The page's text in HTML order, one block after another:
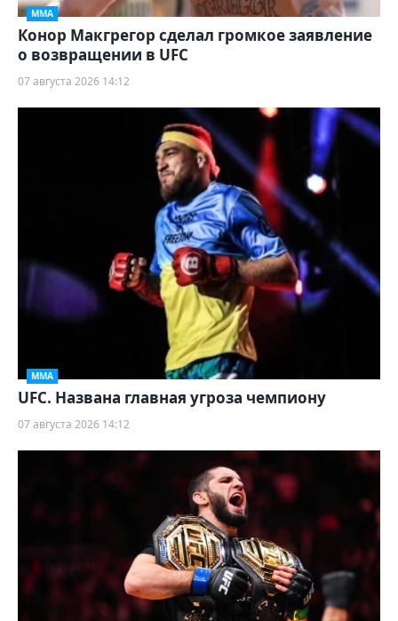
ММА
Конор Макгрегор сделал громкое заявление
о возвращении в UFC
07 августа 2026 14:12
ММА
UFC. Названа главная угроза чемпиону
07 августа 2026 14:12